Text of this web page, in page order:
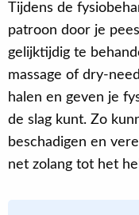
Tijdens de
patroon door je
gelijktijdig te
massage of dry-
halen en geven je
de slag kunt. Zo
beschadigen en
net zolang tot het